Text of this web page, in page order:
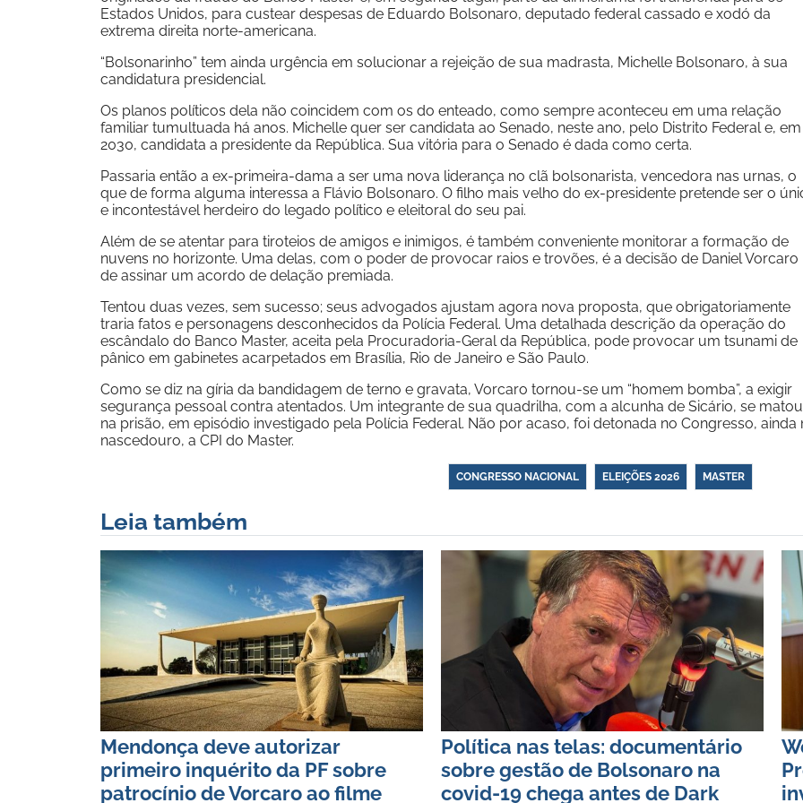
Estados Unidos, para custear despesas de Eduardo Bolsonaro, deputado federal cassado e xodó da
extrema direita norte-americana.
“Bolsonarinho” tem ainda urgência em solucionar a rejeição de sua madrasta, Michelle Bolsonaro, à sua
candidatura presidencial.
Os planos políticos dela não coincidem com os do enteado, como sempre aconteceu em uma relação
familiar tumultuada há anos. Michelle quer ser candidata ao Senado, neste ano, pelo Distrito Federal e, em
2030, candidata a presidente da República. Sua vitória para o Senado é dada como certa.
Passaria então a ex-primeira-dama a ser uma nova liderança no clã bolsonarista, vencedora nas urnas, o
que de forma alguma interessa a Flávio Bolsonaro. O filho mais velho do ex-presidente pretende ser o
e incontestável herdeiro do legado político e eleitoral do seu pai.
Além de se atentar para tiroteios de amigos e inimigos, é também conveniente monitorar a formação de
nuvens no horizonte. Uma delas, com o poder de provocar raios e trovões, é a decisão de Daniel Vorcaro
de assinar um acordo de delação premiada.
Tentou duas vezes, sem sucesso; seus advogados ajustam agora nova proposta, que obrigatoriamente
traria fatos e personagens desconhecidos da Polícia Federal. Uma detalhada descrição da operação do
escândalo do Banco Master, aceita pela Procuradoria-Geral da República, pode provocar um tsunami de
pânico em gabinetes acarpetados em Brasília, Rio de Janeiro e São Paulo.
Como se diz na gíria da bandidagem de terno e gravata, Vorcaro tornou-se um “homem bomba”, a exigir
segurança pessoal contra atentados. Um integrante de sua quadrilha, com a alcunha de Sicário, se matou
na prisão, em episódio investigado pela Polícia Federal. Não por acaso, foi detonada no Congresso, ainda
nascedouro, a CPI do Master.
CONGRESSO NACIONAL ELEIÇÕES 2026 MASTER
Leia também
Mendonça deve autorizar
primeiro inquérito da PF sobre
patrocínio de Vorcaro ao filme
Política nas telas: documentário
sobre gestão de Bolsonaro na
covid-19 chega antes de Dark